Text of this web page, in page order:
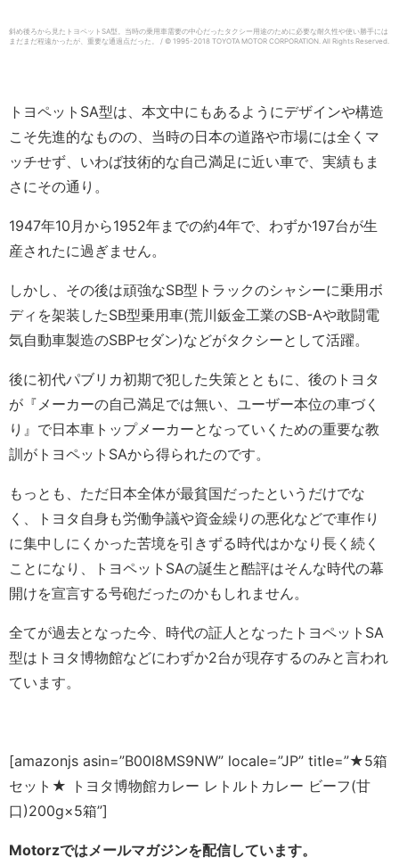
斜め後ろから見たトヨペットSA型。当時の乗用車需要の中心だったタクシー用途のために必要な耐久性や使い勝手には
まだまだ程遠かったが、重要な通過点だった。 / © 1995-2018 TOYOTA MOTOR CORPORATION. All Rights Reserved.
トヨペットSA型は、本文中にもあるようにデザインや構造
こそ先進的なものの、当時の日本の道路や市場には全くマ
ッチせず、いわば技術的な自己満足に近い車で、実績もま
さにその通り。
1947年10月から1952年までの約4年で、わずか197台が生
産されたに過ぎません。
しかし、その後は頑強なSB型トラックのシャシーに乗用ボ
ディを架装したSB型乗用車(荒川鈑金工業のSB-Aや敢闘電
気自動車製造のSBPセダン)などがタクシーとして活躍。
後に初代パブリカ初期で犯した失策とともに、後のトヨタ
が『メーカーの自己満足では無い、ユーザー本位の車づく
り』で日本車トップメーカーとなっていくための重要な教
訓がトヨペットSAから得られたのです。
もっとも、ただ日本全体が最貧国だったというだけでな
く、トヨタ自身も労働争議や資金繰りの悪化などで車作り
に集中しにくかった苦境を引きずる時代はかなり長く続く
ことになり、トヨペットSAの誕生と酷評はそんな時代の幕
開けを宣言する号砲だったのかもしれません。
全てが過去となった今、時代の証人となったトヨペットSA
型はトヨタ博物館などにわずか2台が現存するのみと言われ
ています。
[amazonjs asin=”B00I8MS9NW” locale=”JP” title=”★5箱
セット★ トヨタ博物館カレー レトルトカレー ビーフ(甘
口)200g×5箱”]
Motorzではメールマガジンを配信しています。